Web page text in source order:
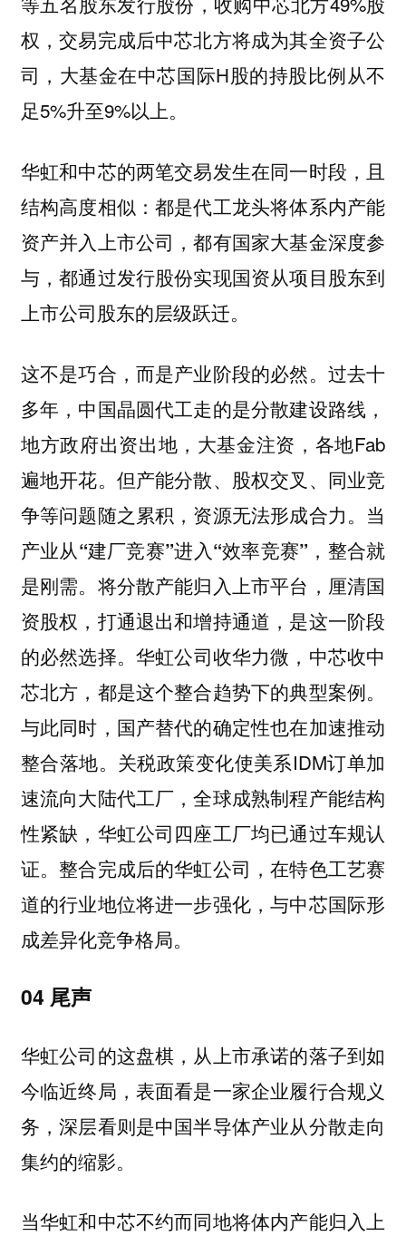
权，交易完成后中芯北方将成为其全资子公
司，大基金在中芯国际H股的持股比例从不
足5%升至9%以上。
华虹和中芯的两笔交易发生在同一时段，且
结构高度相似：都是代工龙头将体系内产能
资产并入上市公司，都有国家大基金深度参
与，都通过发行股份实现国资从项目股东到
上市公司股东的层级跃迁。
这不是巧合，而是产业阶段的必然。过去十
多年，中国晶圆代工走的是分散建设路线，
地方政府出资出地，大基金注资，各地Fab
遍地开花。但产能分散、股权交叉、同业竞
争等问题随之累积，资源无法形成合力。 当
产业从“建厂竞赛”进入“效率竞赛”，整合就
是刚需。将分散产能归入上市平台，厘清国
资股权，打通退出和增持通道，是这一阶段
的必然选择。 华虹公司收华力微，中芯收中
芯北方，都是这个整合趋势下的典型案例。
与此同时，国产替代的确定性也在加速推动
整合落地。关税政策变化使美系IDM订单加
速流向大陆代工厂，全球成熟制程产能结构
性紧缺，华虹公司四座工厂均已通过车规认
证。整合完成后的华虹公司，在特色工艺赛
道的行业地位将进一步强化，与中芯国际形
成差异化竞争格局。
04 尾声
华虹公司的这盘棋，从上市承诺的落子到如
今临近终局，表面看是一家企业履行合规义
务，深层看则是中国半导体产业从分散走向
集约的缩影。
当华虹和中芯不约而同地将体内产能归入上